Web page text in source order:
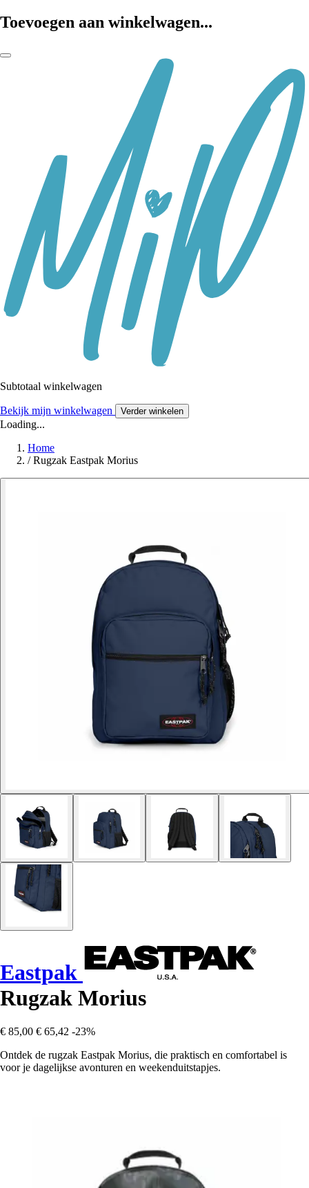
Toevoegen aan winkelwagen...
Subtotaal winkelwagen
Bekijk mijn winkelwagen Verder winkelen
Loading...
Home
/ Rugzak Eastpak Morius
Eastpak
Rugzak Morius
€ 85,00 € 65,42 -23%
Ontdek de rugzak Eastpak Morius, die praktisch en comfortabel is
voor je dagelijkse avonturen en weekenduitstapjes.